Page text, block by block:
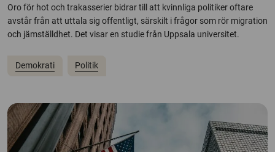
Oro för hot och trakasserier bidrar till att kvinnliga politiker oftare
avstår från att uttala sig offentligt, särskilt i frågor som rör migration
och jämställdhet. Det visar en studie från Uppsala universitet.
Demokrati Politik